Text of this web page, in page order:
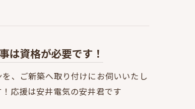
は資格が必要です！
、ご新築へ取り付けにお伺いいたし
応援は安井電気の安井君です